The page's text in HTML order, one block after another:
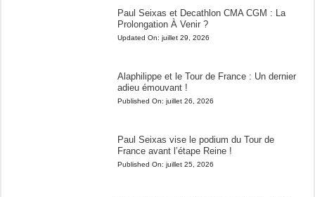
Paul Seixas et Decathlon CMA CGM : La
Prolongation À Venir ?
Updated On: juillet 29, 2026
Alaphilippe et le Tour de France : Un dernier
adieu émouvant !
Published On: juillet 26, 2026
Paul Seixas vise le podium du Tour de
France avant l’étape Reine !
Published On: juillet 25, 2026